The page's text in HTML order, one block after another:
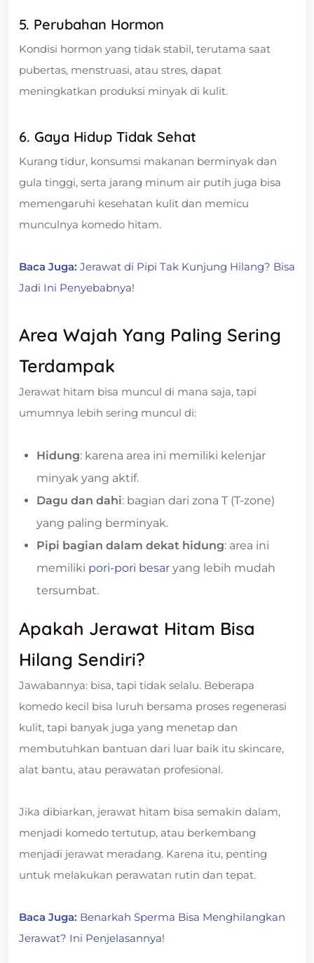
5. Perubahan Hormon
Kondisi hormon yang tidak stabil, terutama saat
pubertas, menstruasi, atau stres, dapat
meningkatkan produksi minyak di kulit.
6. Gaya Hidup Tidak Sehat
Kurang tidur, konsumsi makanan berminyak dan
gula tinggi, serta jarang minum air putih juga bisa
memengaruhi kesehatan kulit dan memicu
munculnya komedo hitam.
Baca Juga: Jerawat di Pipi Tak Kunjung Hilang? Bisa
Jadi Ini Penyebabnya!
Area Wajah Yang Paling Sering
Terdampak
Jerawat hitam bisa muncul di mana saja, tapi
umumnya lebih sering muncul di:
Hidung: karena area ini memiliki kelenjar
minyak yang aktif.
Dagu dan dahi: bagian dari zona T (T-zone)
yang paling berminyak.
Pipi bagian dalam dekat hidung: area ini
memiliki pori-pori besar yang lebih mudah
tersumbat.
Apakah Jerawat Hitam Bisa
Hilang Sendiri?
Jawabannya: bisa, tapi tidak selalu. Beberapa
komedo kecil bisa luruh bersama proses regenerasi
kulit, tapi banyak juga yang menetap dan
membutuhkan bantuan dari luar baik itu skincare,
alat bantu, atau perawatan profesional.
Jika dibiarkan, jerawat hitam bisa semakin dalam,
menjadi komedo tertutup, atau berkembang
menjadi jerawat meradang. Karena itu, penting
untuk melakukan perawatan rutin dan tepat.
Baca Juga: Benarkah Sperma Bisa Menghilangkan
Jerawat? Ini Penjelasannya!